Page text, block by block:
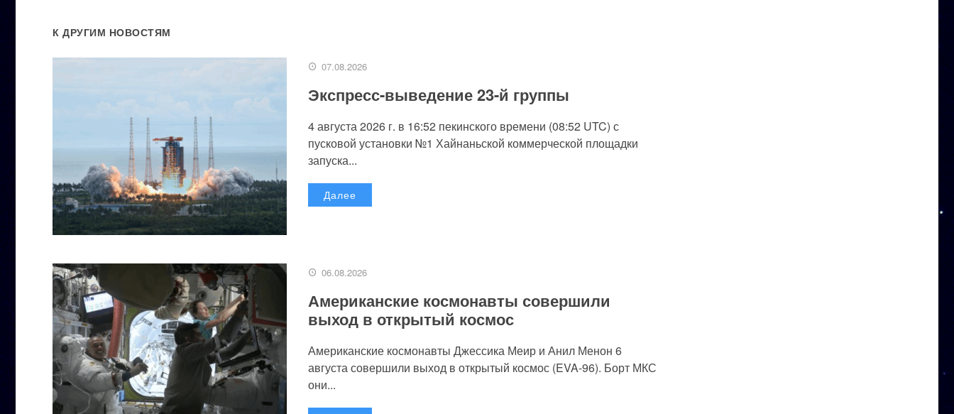
К ДРУГИМ НОВОСТЯМ
07.08.2026
Экспресс-выведение 23-й группы
4 августа 2026 г. в 16:52 пекинского времени (08:52 UTC) с
пусковой установки №1 Хайнаньской коммерческой площадки
запуска...
Далее
06.08.2026
Американские космонавты совершили
выход в открытый космос
Американские космонавты Джессика Меир и Анил Менон 6
августа совершили выход в открытый космос (EVA-96). Борт МКС
они...